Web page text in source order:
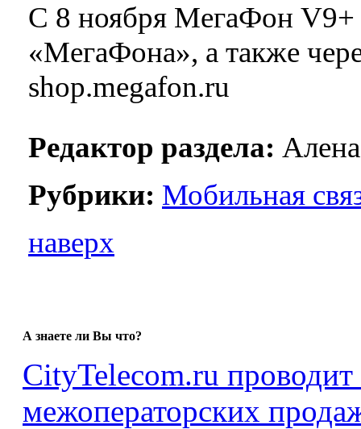
С 8 ноября МегаФон V9+
«МегаФона», а также
shop.megafon.ru
Редактор раздела:
Рубрики: Мобильная
наверх
А знаете ли Вы что?
CityTelecom.ru
межоператорских